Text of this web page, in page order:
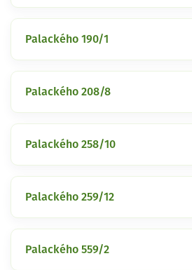
Palackého 190/1
Palackého 208/8
Palackého 258/10
Palackého 259/12
Palackého 559/2